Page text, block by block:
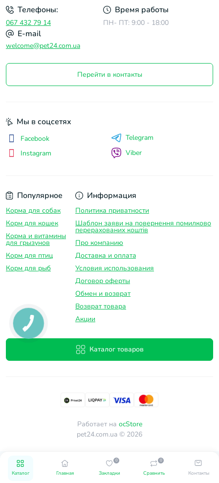
Каталог Главная Закладки
0
Сравнить
0
Контакты
Телефоны:
067 432 79 14
Время работы
ПН- ПТ: 9:00 - 18:00
E-mail
welcome@pet24.com.ua
Перейти в контакты
Популярное
Корма для собак
Корм для кошек
Корма и витамины
для грызунов
Корм для птиц
Корм для рыб
Информация
Политика приватности
Шаблон заяви на повернення помилково
перерахованих коштів
Про компанию
Доставка и оплатa
Условия использования
Договор оферты
Обмен и возврат
Возврат товара
Акции
Каталог товаров
Мы в соцсетях
Facebook
Instagram
Telegram
Viber
Работает на ocStore
pet24.com.ua © 2026